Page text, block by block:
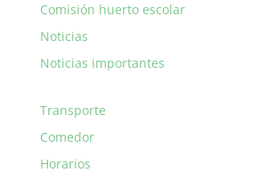
Comisión huerto escolar
Noticias
Noticias importantes
Transporte
Comedor
Horarios